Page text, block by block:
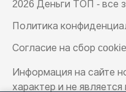
2026 Деньги ТОП - все
Политика
Согласие на сбор cookie
Информация на сайте
характер и не